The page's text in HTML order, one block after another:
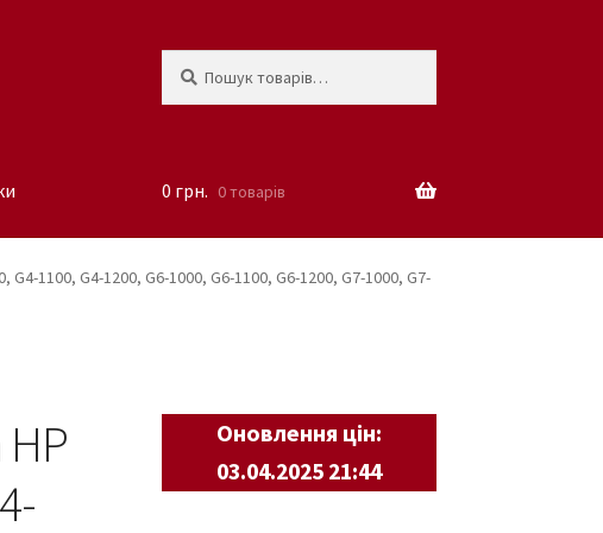
0 грн. 0 товарів
G4-1100, G4-1200, G6-1000, G6-1100, G6-1200, G7-1000, G7-
Оновлення цін:
03.04.2025 21:44